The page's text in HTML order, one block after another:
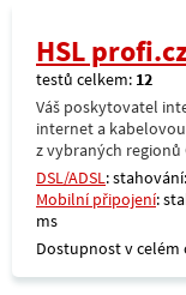
HSL
testů celkem: 12
Váš poskytovatel
internet a
z vybraných regionů
DSL/ADSL:
Mobilní připojení:
ms
Dostupnost v celém